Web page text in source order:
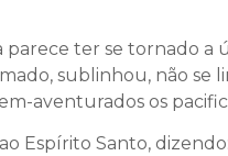
ter se tornado a
sublinhou, não
aventurados os
Espírito Santo,